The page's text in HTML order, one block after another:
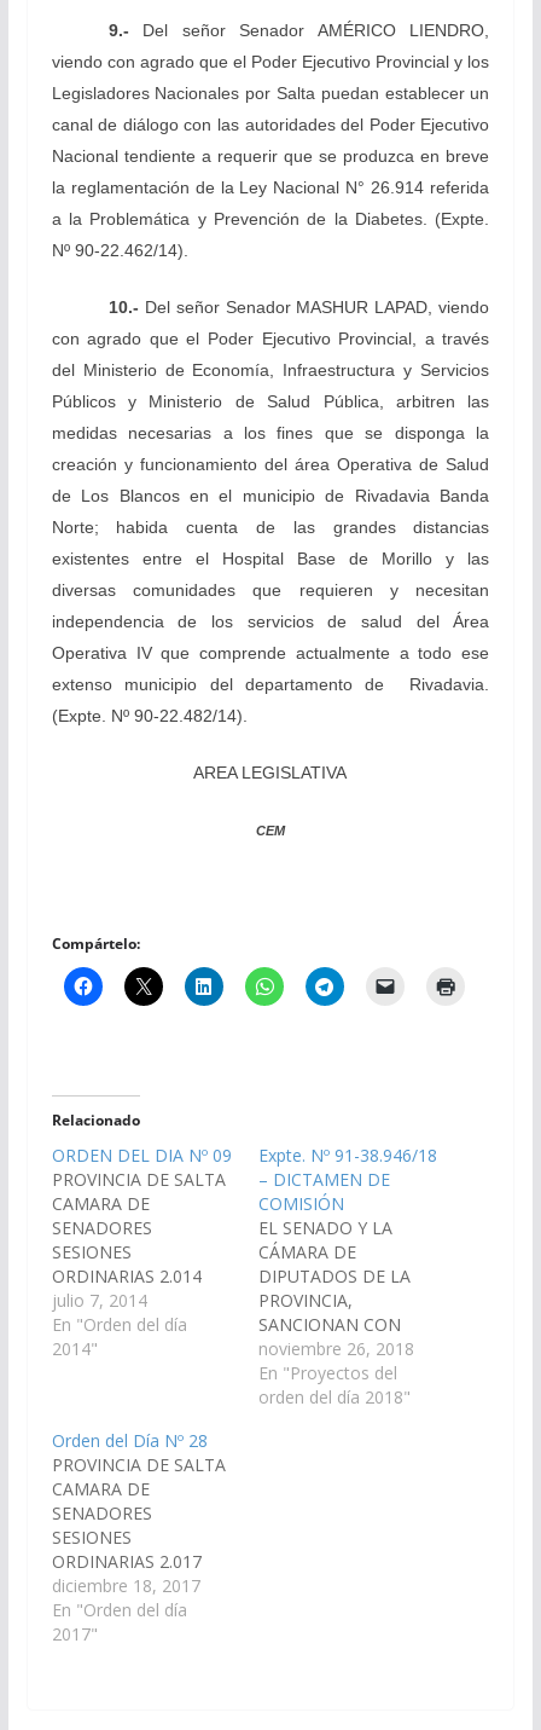
9.- Del señor Senador AMÉRICO LIENDRO,
viendo con agrado que el Poder Ejecutivo Provincial y los
Legisladores Nacionales por Salta puedan establecer un
canal de diálogo con las autoridades del Poder Ejecutivo
Nacional tendiente a requerir que se produzca en breve
la reglamentación de la Ley Nacional N° 26.914 referida
a la Problemática y Prevención de la Diabetes. (Expte.
Nº 90-22.462/14).
10.- Del señor Senador MASHUR LAPAD, viendo
con agrado que el Poder Ejecutivo Provincial, a través
del Ministerio de Economía, Infraestructura y Servicios
Públicos y Ministerio de Salud Pública, arbitren las
medidas necesarias a los fines que se disponga la
creación y funcionamiento del área Operativa de Salud
de Los Blancos en el municipio de Rivadavia Banda
Norte; habida cuenta de las grandes distancias
existentes entre el Hospital Base de Morillo y las
diversas comunidades que requieren y necesitan
independencia de los servicios de salud del Área
Operativa IV que comprende actualmente a todo ese
extenso municipio del departamento de Rivadavia.
(Expte. Nº 90-22.482/14).
AREA LEGISLATIVA
CEM
Compártelo:
Relacionado
ORDEN DEL DIA Nº 09
PROVINCIA DE SALTA
CAMARA DE
SENADORES
SESIONES
ORDINARIAS 2.014
ORDEN DEL DIA Nº 09
(Dictámenes de
Comisiones entrados
De Legislación
General, del Trabajo y
Régimen Previsional 1.-
De los señores
legisladores Senador
JORGE PABLO…
julio 7, 2014
En "Orden del día
2014"
Expte. Nº 91-38.946/18
– DICTAMEN DE
COMISIÓN
EL SENADO Y LA
CÁMARA DE
DIPUTADOS DE LA
PROVINCIA,
SANCIONAN CON
FUERZA DE LEY
Artículo 1º.- Ratifícase
el Acta
noviembre 26, 2018
En "Proyectos del
orden del día 2018"
Orden del Día Nº 28
PROVINCIA DE SALTA
CAMARA DE
SENADORES
SESIONES
ORDINARIAS 2.017
ORDEN DEL DIA Nº
(Dictámenes de
Comisiones ingresados
diciembre 18, 2017
En "Orden del día
2017"